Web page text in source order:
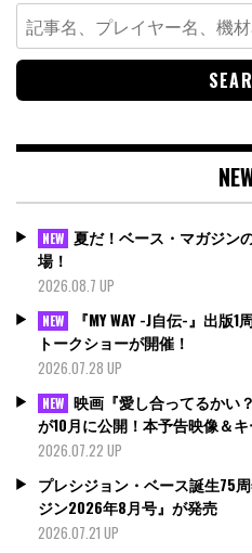
Search
for:
NEW 夏だ！ベース・マガジン
場！
2026.08.7 UP
NEW
『MY WAY -J自伝-』出
トークショーが開催！
2026.07.28 UP
NEW 映画『愛し合ってるかい
が10月に公開！本予告映像＆
2026.07.22 UP
プレシジョン・ベース誕生75
ジン2026年8月号』が発売
2026.07.21 UP